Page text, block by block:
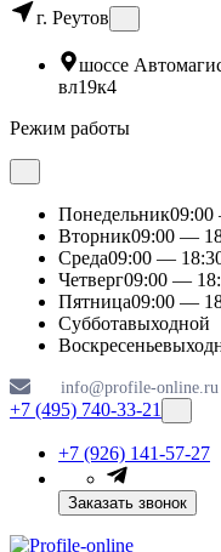
г. Реутов
шоссе
вл19к4
Режим работы
Понедельник
Вторник09:00 —
Среда09:00 —
Четверг09:00 —
Пятница09:00 —
Субботавыходной
Воскресенье
info@profile-online.ru
+7 (495) 740-33-21
+7 (926) 141-57-27
Заказать звонок